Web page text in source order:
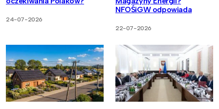
24-07-2026
NFOŚiGW odpowiada
22-07-2026